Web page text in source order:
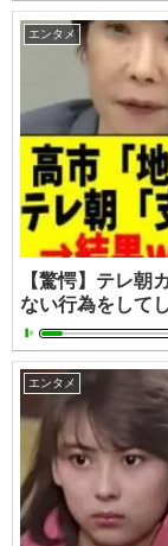
エンタメ
【驚愕】テレ朝
ない行為をして
エンタメ